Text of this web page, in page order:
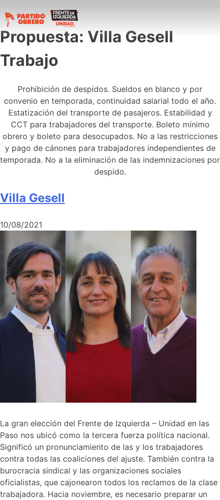
Propuesta: Villa Gesell
Trabajo
Prohibición de despidos. Sueldos en blanco y por
convenio en temporada, continuidad salarial todo el año.
Estatización del transporte de pasajeros. Estabilidad y
CCT para trabajadores del transporte. Boleto mínimo
obrero y boleto para desocupados. No a las restricciones
y pago de cánones para trabajadores independientes de
temporada. No a la eliminación de las indemnizaciones por
despido.
Villa Gesell
10/08/2021
La gran elección del Frente de Izquierda – Unidad en las
Paso nos ubicó como la tercera fuerza política nacional.
Significó un pronunciamiento de las y los trabajadores
contra todas las coaliciones del ajuste. También contra la
burocracia sindical y las organizaciones sociales
oficialistas, que cajonearon todos los reclamos de la clase
trabajadora. Hacia noviembre, es necesario preparar un